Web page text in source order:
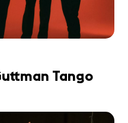
Tango